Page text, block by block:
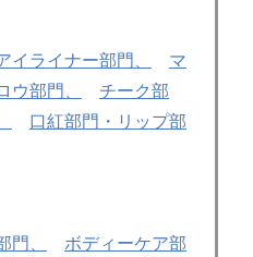
イライナー部門、
マ
ウ部門、
チーク部
口紅部門・リップ部
門、
ボディーケア部